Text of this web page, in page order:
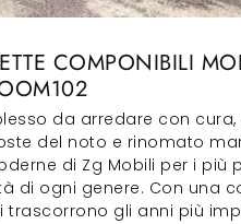
COMPONIBILI
da arredare con
del noto e rinomato
di Zg Mobili per i più
ogni genere. Con una
gli anni più